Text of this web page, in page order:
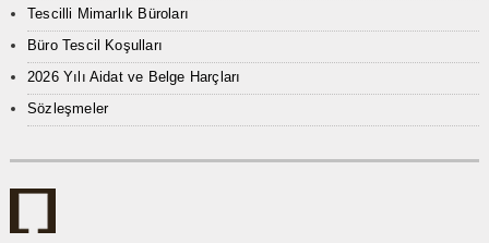
Tescilli Mimarlık Büroları
Büro Tescil Koşulları
2026 Yılı Aidat ve Belge Harçları
Sözleşmeler